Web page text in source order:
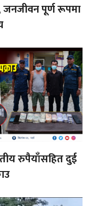
जनजीवन पूर्ण रूपमा
रुपैयाँसहित दुई